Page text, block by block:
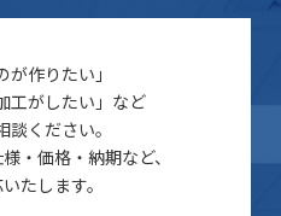
が作りたい」
工がしたい」など
談ください。
・価格・納期など、
たします。